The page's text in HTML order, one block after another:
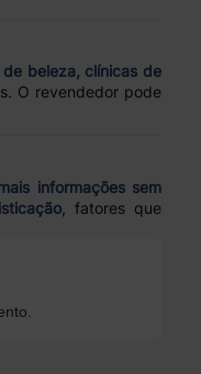
de beleza, clínicas de
O revendedor pode
informações sem
, fatores que